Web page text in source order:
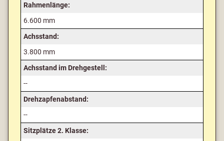
Rahmenlänge:
6.600 mm
Achsstand:
3.800 mm
Achsstand im Drehgestell:
--
Drehzapfenabstand:
--
Sitzplätze 2. Klasse: